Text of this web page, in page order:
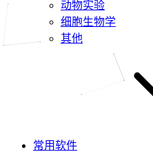
动物实验
细胞生物学
其他
常用软件